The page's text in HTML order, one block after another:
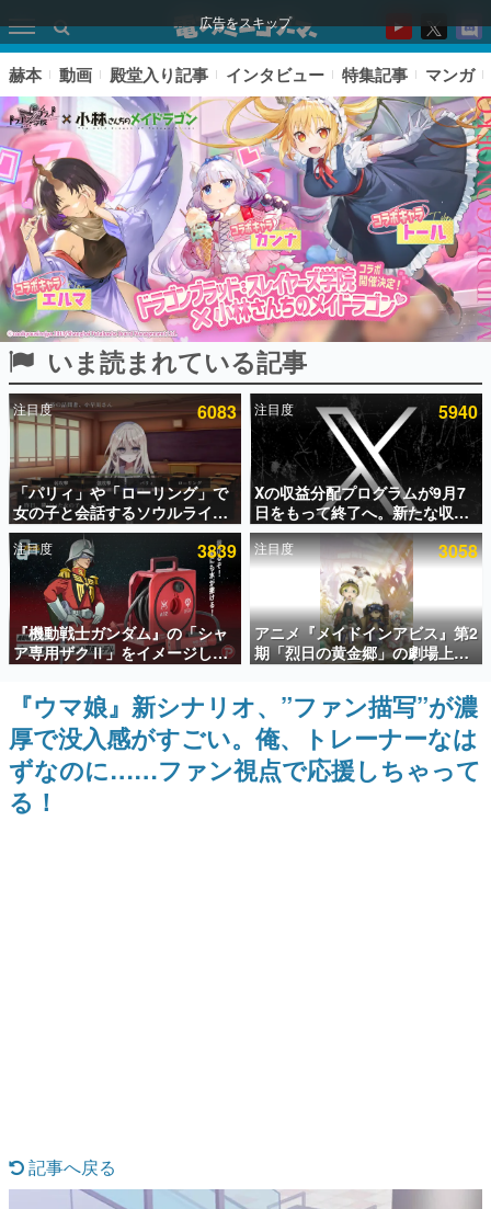
広告をスキップ
ピックアップ
電ファミのいま読まれている記事ランキング
アプリセール情報
インタビュー
連載・特集一覧
殿堂入り記事
SNS拡散数が数千以上！ ページビュー数万以上！ などな
ど。多くの人々に読まれた、電ファミ渾身の“殿堂入り”記
事をまとめました。
ゲームの企画書
名作ゲームクリエイターの方々に製作時のエピソードをお
聞きし、ヒットする企画（ゲーム）とは何か？を探ってい
きます。
赫本 動画 殿堂入り記事 インタビュー 特集記事 マンガ
いま読まれている記事
注目度 6083
「パリィ」や「ローリング」で
女の子と会話するソウルライク
恋愛ゲーム『小早川さんはソウ
ルライク』無料公開。返事に失
敗すると「YOU DIED」
注目度 5940
Xの収益分配プログラムが9月7
日をもって終了へ。新たな収益
化制度「Original Content
Rewards Program」を発表
注目度 3839
『機動戦士ガンダム』の「シャ
ア専用ザクⅡ」をイメージした
散水ホースリールが予約開始。
本体にはシャアのパーソナルマ
ークやジオン公国軍のエンブレ
ム、型式番号などを配置
注目度 3058
アニメ『メイドインアビス』第2
期「烈日の黄金郷」の劇場上映
が決定！レグ役・伊瀬茉莉也さ
んらが登壇する舞台挨拶も実施
『ウマ娘』新シナリオ、”ファン描写”が濃
厚で没入感がすごい。俺、トレーナーなは
ずなのに……ファン視点で応援しちゃって
る！
記事へ戻る